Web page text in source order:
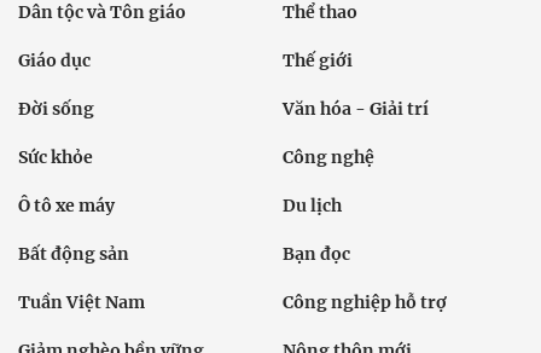
Dân tộc và Tôn giáo Thể thao
Giáo dục Thế giới
Đời sống Văn hóa - Giải trí
Sức khỏe Công nghệ
Ô tô xe máy Du lịch
Bất động sản Bạn đọc
Tuần Việt Nam Công nghiệp hỗ trợ